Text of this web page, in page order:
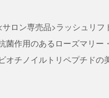
サロン専売品>ラッシュリフ
菌作用のあるローズマリー
ビオチノイルトリペプチドの